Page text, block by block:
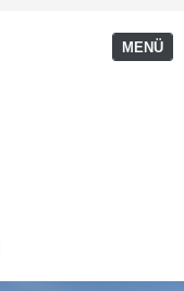
MENÜ